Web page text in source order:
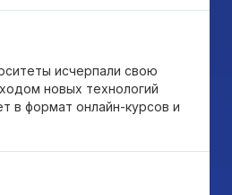
исчерпали свою
новых технологий
в формат онлайн-курсов и